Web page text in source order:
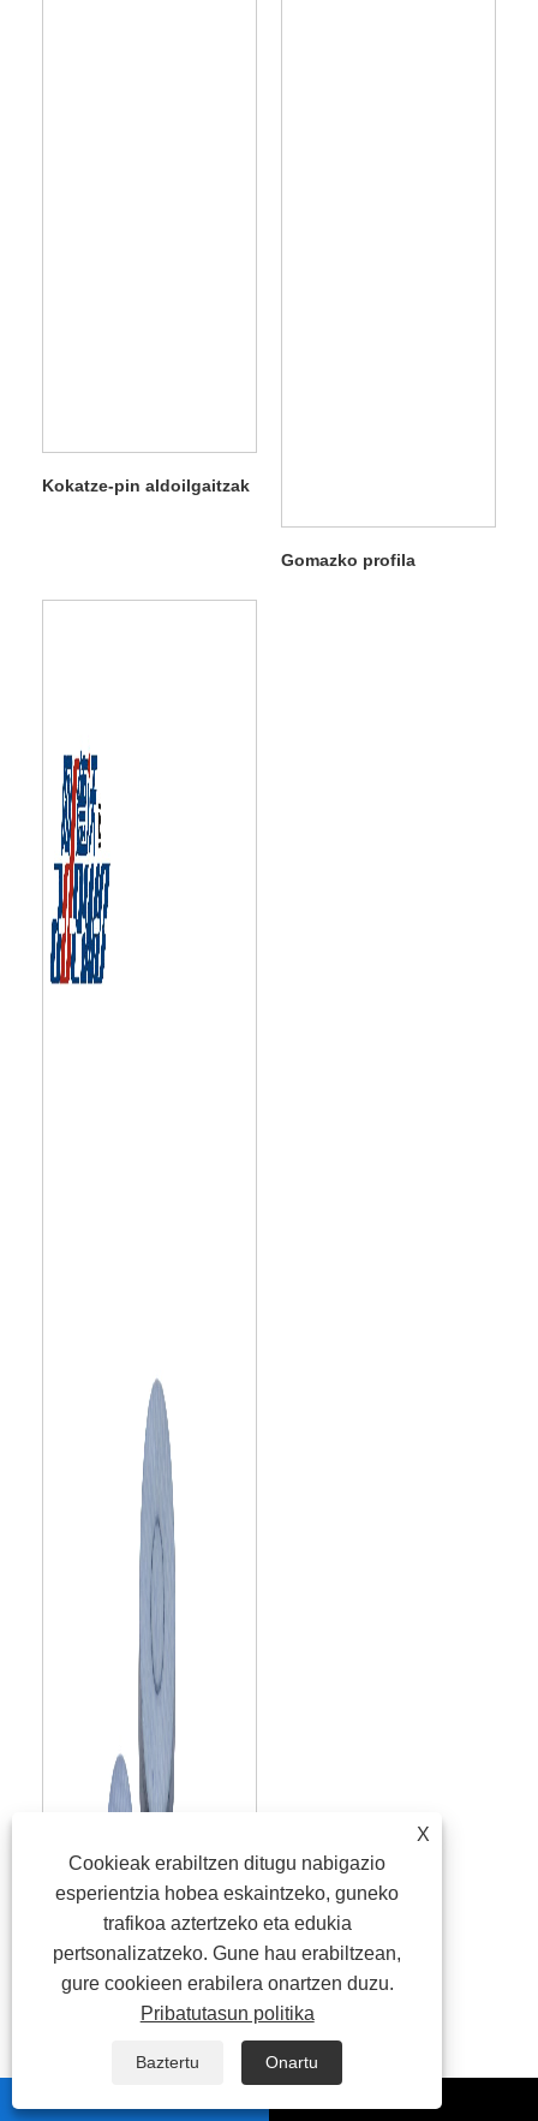
Kokatze-pin aldoilgaitzak
Gomazko profila
X
Cookieak erabiltzen ditugu nabigazio
esperientzia hobea eskaintzeko, guneko
trafikoa aztertzeko eta edukia
pertsonalizatzeko. Gune hau erabiltzean,
gure cookieen erabilera onartzen duzu.
Pribatutasun politika
Baztertu Onartu